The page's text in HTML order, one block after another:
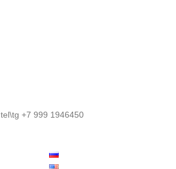
tel\tg +7 999 1946450